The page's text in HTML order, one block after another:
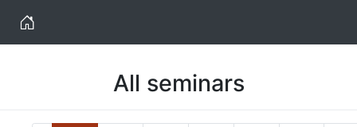
Home
All seminars